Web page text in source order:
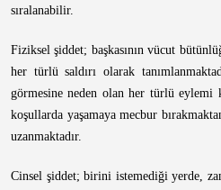
sıralanabilir.
Fiziksel şiddet; başkasının vücut
her türlü saldırı olarak
görmesine neden olan her türlü eylemi
koşullarda yaşamaya mecbur
uzanmaktadır.
Cinsel şiddet; birini istemediği yerde,